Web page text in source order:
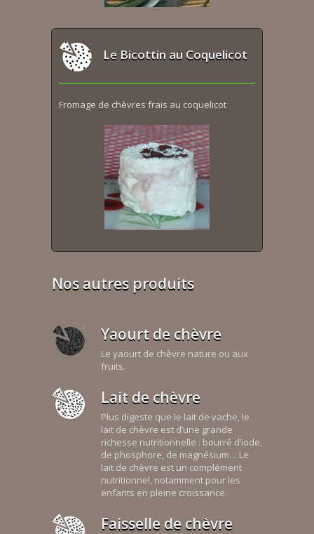
Le Bicottin au Coquelicot
Fromage de chèvres frais au coquelicot
Nos autres produits
Yaourt de chèvre
Le yaourt de chèvre nature ou aux
fruits.
Lait de chèvre
Plus digeste que le lait de vache, le
lait de chèvre est d’une grande
richesse nutritionnelle : bourré d’iode,
de phosphore, de magnésium… Le
lait de chèvre est un complément
nutritionnel, notamment pour les
enfants en pleine croissance.
Faisselle de chèvre